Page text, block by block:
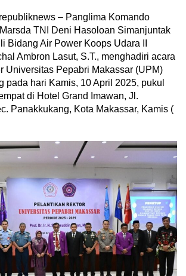
– Panglima Komando
TNI Deni Hasoloan Simanjuntak
Bidang Air Power Koops Udara II
Ambron Lasut, S.T., menghadiri acara
Universitas Pepabri Makassar (UPM)
pada hari Kamis, 10 April 2025, pukul
di Hotel Grand Imawan, Jl.
Panakkukang, Kota Makassar, Kamis (